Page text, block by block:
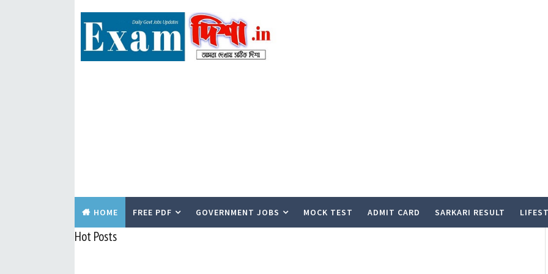
HOME FREE PDF GOVERNMENT JOBS MOCK TEST ADMIT CARD SARKARI RESULT
Hot Posts